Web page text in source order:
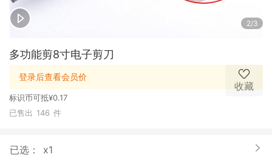
2/3
多功能剪8寸电子剪刀
登录后查看会员价
标识币可抵¥0.17
收藏
已售出 146 件
已选： x1